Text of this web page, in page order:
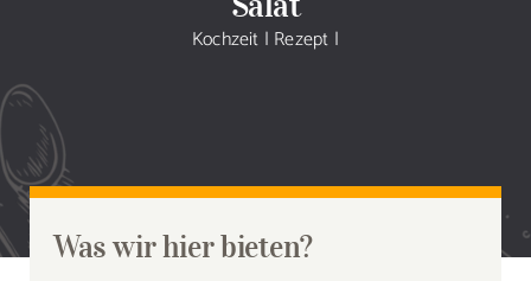
Shop
Blog
Kochzeit | Rezept |
Was wir hier bieten?